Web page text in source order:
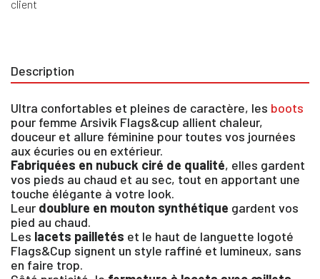
Description
Ultra confortables et pleines de caractère, les boots
pour femme Arsivik Flags&cup allient chaleur,
douceur et allure féminine pour toutes vos journées
aux écuries ou en extérieur.
Fabriquées en nubuck ciré de qualité, elles gardent
vos pieds au chaud et au sec, tout en apportant une
touche élégante à votre look.
Leur doublure en mouton synthétique gardent vos
pied au chaud.
Les lacets pailletés et le haut de languette logoté
Flags&Cup signent un style raffiné et lumineux, sans
en faire trop.